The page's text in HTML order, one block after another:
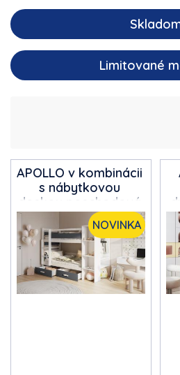
Limitované
NOVINKA
APOLLO v kombinácii
s nábytkovou
doskou
poschodová
posteľ so vstavanou
policou so
zásuvkovým
úložným priestorom,
úložným priestorom
na posteľnú bielizeň